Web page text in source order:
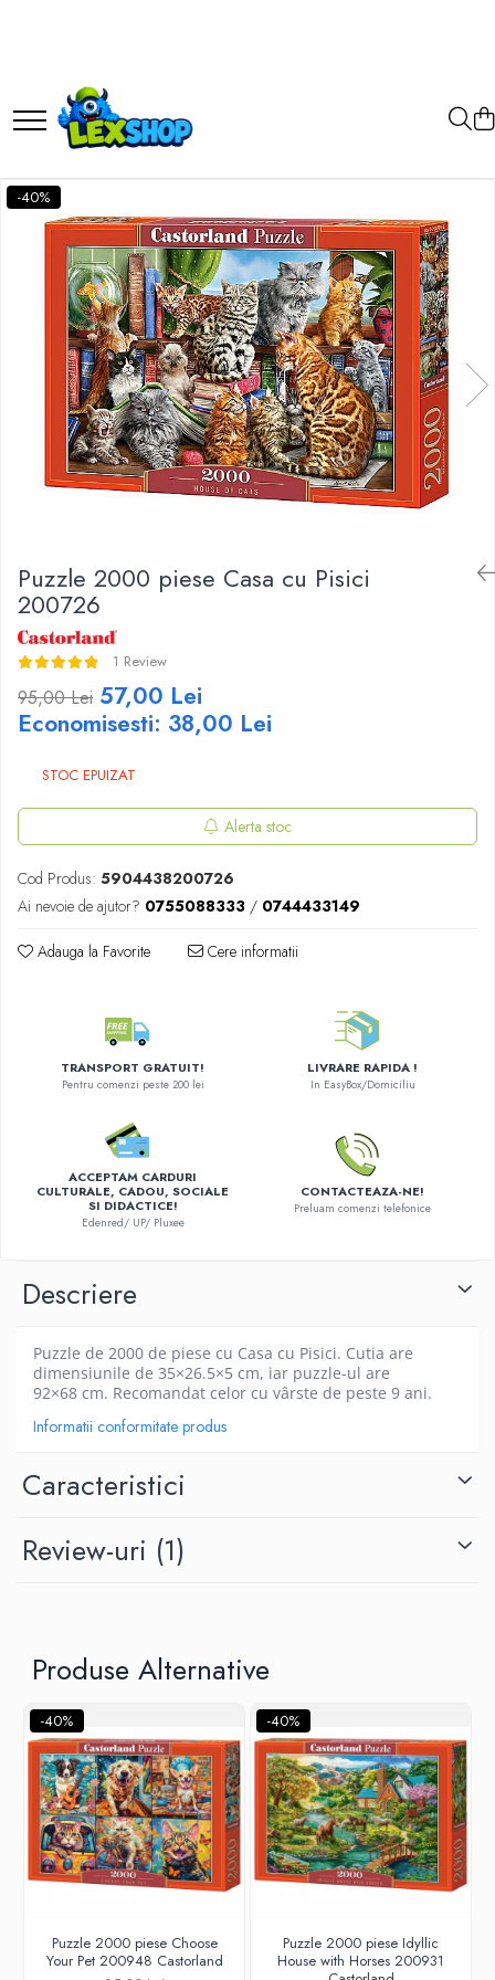
Board Games
Games Workshop
Board Games
Extensii boardgames
Card Games (jocuri cu carti)
Extensii card games
Jocuri pentru toata familia
Party Games (jocuri de petrecere)
Jocuri pentru copii
Smart Games
Puzzle-uri logice
Jocuri cu miniaturi
Miniaturi Arkham Horror
Miniaturi HEROCLIX
Accesorii pentru boardgames
Protectii carti (Sleeves)
Playmats
Portofolii/ Clasoare pentru carti
The Army Painter
Organizatoare
Zaruri
Carti
Alte produse Hobby
Figurine
Plusuri si papusi
Carti
Fesuri
Studio Ghibli/My Neighbor
Minecraft
Dragon Ball
Lord of The Rings
Sailor Moon
Harry Potter
Star Trek
Fallout
Stranger Things
KPop Demon Hunters
Retro Arcade – Jocuri, Console si
Puzzle 2000 piese Casa cu Pisici
200726
1 Review
-40%
95,00 Lei 57,00 Lei
Economisesti: 38,00 Lei
STOC EPUIZAT
Alerta stoc
Cod Produs: 5904438200726
Ai nevoie de ajutor? 0755088333 / 0744433149
Adauga la Favorite Cere informatii
TRANSPORT GRATUIT!
Pentru comenzi peste 200 lei
LIVRARE RAPIDA !
In EasyBox/Domiciliu
ACCEPTAM CARDURI
CULTURALE, CADOU, SOCIALE
SI DIDACTICE!
Edenred/ UP/ Pluxee
CONTACTEAZA-NE!
Preluam comenzi telefonice
Descriere
Puzzle de 2000 de piese cu Casa cu Pisici. Cutia are
dimensiunile de 35×26.5×5 cm, iar puzzle-ul are
92×68 cm. Recomandat celor cu vârste de peste 9 ani.
Informatii conformitate produs
Caracteristici
Review-uri (1)
Produse Alternative
-40%
Puzzle 2000 piese Choose
Your Pet 200948 Castorland
-40%
Puzzle 2000 piese Idyllic
House with Horses 200931